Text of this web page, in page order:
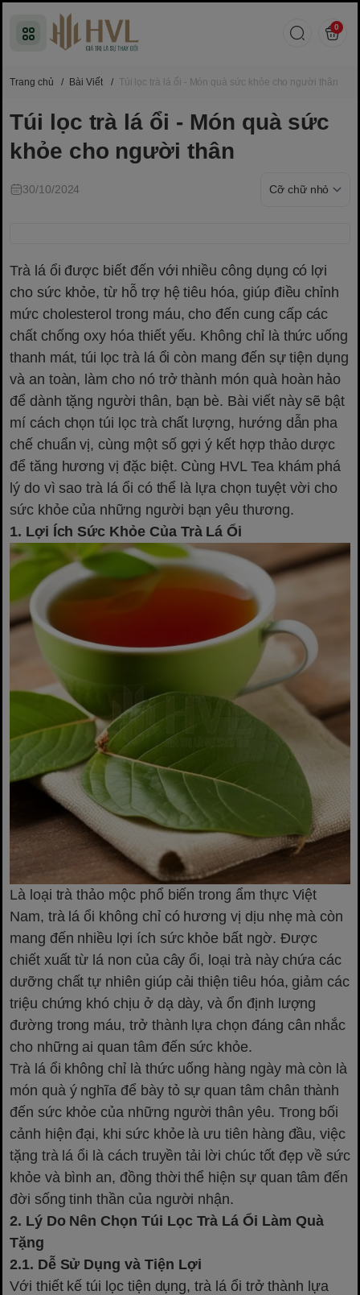
0
Trang chủ / Bài Viết / Túi lọc trà lá ổi - Món quà sức khỏe cho người thân
Túi lọc trà lá ổi - Món quà sức
khỏe cho người thân
30/10/2024
Trà lá ổi được biết đến với nhiều công dụng có lợi
cho sức khỏe, từ hỗ trợ hệ tiêu hóa, giúp điều chỉnh
mức cholesterol trong máu, cho đến cung cấp các
chất chống oxy hóa thiết yếu. Không chỉ là thức uống
thanh mát, túi lọc trà lá ổi còn mang đến sự tiện dụng
và an toàn, làm cho nó trở thành món quà hoàn hảo
để dành tặng người thân, bạn bè. Bài viết này sẽ bật
mí cách chọn túi lọc trà chất lượng, hướng dẫn pha
chế chuẩn vị, cùng một số gợi ý kết hợp thảo dược
để tăng hương vị đặc biệt. Cùng HVL Tea khám phá
lý do vì sao trà lá ổi có thể là lựa chọn tuyệt vời cho
sức khỏe của những người bạn yêu thương.
1. Lợi Ích Sức Khỏe Của Trà Lá Ổi
Là loại trà thảo mộc phổ biến trong ẩm thực Việt
Nam, trà lá ổi không chỉ có hương vị dịu nhẹ mà còn
mang đến nhiều lợi ích sức khỏe bất ngờ. Được
chiết xuất từ lá non của cây ổi, loại trà này chứa các
dưỡng chất tự nhiên giúp cải thiện tiêu hóa, giảm các
triệu chứng khó chịu ở dạ dày, và ổn định lượng
đường trong máu, trở thành lựa chọn đáng cân nhắc
cho những ai quan tâm đến sức khỏe.
Trà lá ổi không chỉ là thức uống hàng ngày mà còn là
món quà ý nghĩa để bày tỏ sự quan tâm chân thành
đến sức khỏe của những người thân yêu. Trong bối
cảnh hiện đại, khi sức khỏe là ưu tiên hàng đầu, việc
tặng trà lá ổi là cách truyền tải lời chúc tốt đẹp về sức
khỏe và bình an, đồng thời thể hiện sự quan tâm đến
đời sống tinh thần của người nhận.
2. Lý Do Nên Chọn Túi Lọc Trà Lá Ổi Làm Quà
Tặng
2.1. Dễ Sử Dụng và Tiện Lợi
Với thiết kế túi lọc tiện dụng, trà lá ổi trở thành lựa